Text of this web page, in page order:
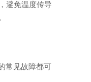
避免温度传导
常见故障都可